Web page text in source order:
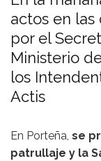
actos en
por el
Ministerio
los
Actis
En Porteña, se
patrullaje y la